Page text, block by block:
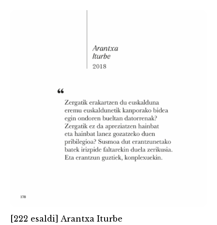
[222 esaldi] Arantxa Iturbe